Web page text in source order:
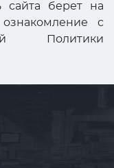
сайта берет на
с
Политики